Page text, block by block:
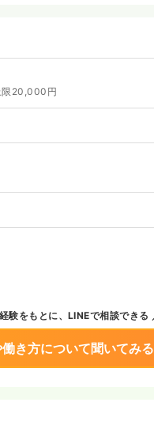
限20,000円
験をもとに、LINEで相談できる
き方について聞いてみる